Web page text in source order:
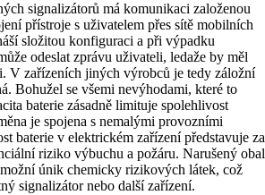
signalizátorů má komunikaci založenou
přístroje s uživatelem přes sítě mobilních
složitou konfiguraci a při výpadku
odeslat zprávu uživateli, ledaže by měl
V zařízeních jiných výrobců je tedy záložní
Bohužel se všemi nevýhodami, které to
baterie zásadně limituje spolehlivost
je spojena s nemalými provozními
baterie v elektrickém zařízení představuje za
riziko výbuchu a požáru. Narušený obal
únik chemicky rizikových látek, což
signalizátor nebo další zařízení.